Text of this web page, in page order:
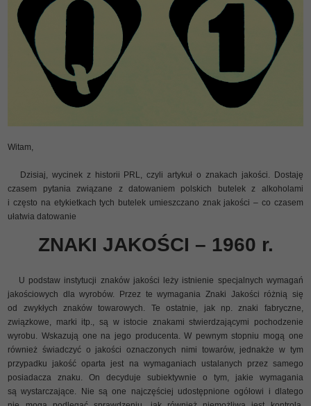
Witam,
Dzisiaj, wycinek z historii PRL, czyli artykuł o znakach jakości. Dostaję
czasem pytania związane z datowaniem polskich butelek z alkoholami
i często na etykietkach tych butelek umieszczano znak jakości – co czasem
ułatwia datowanie
ZNAKI JAKOŚCI – 1960 r.
U podstaw instytucji znaków jakości leży istnienie specjalnych wymagań
jakościowych dla wyrobów. Przez te wymagania Znaki Jakości różnią się
od zwykłych znaków towarowych. Te ostatnie, jak np. znaki fabryczne,
związkowe, marki itp., są w istocie znakami stwierdzającymi pochodzenie
wyrobu. Wskazują one na jego producenta. W pewnym stopniu mogą one
również świadczyć o jakości oznaczonych nimi towarów, jednakże w tym
przypadku jakość oparta jest na wymaganiach ustalanych przez samego
posiadacza znaku. On decyduje subiektywnie o tym, jakie wymagania
są wystarczające. Nie są one najczęściej udostępnione ogółowi i dlatego